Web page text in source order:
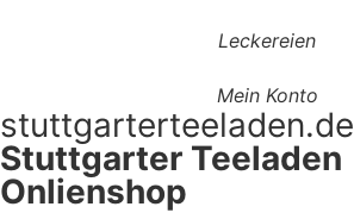
Leckereien
Mein Konto
stuttgarterteeladen.de
Stuttgarter Teeladen
Onlienshop